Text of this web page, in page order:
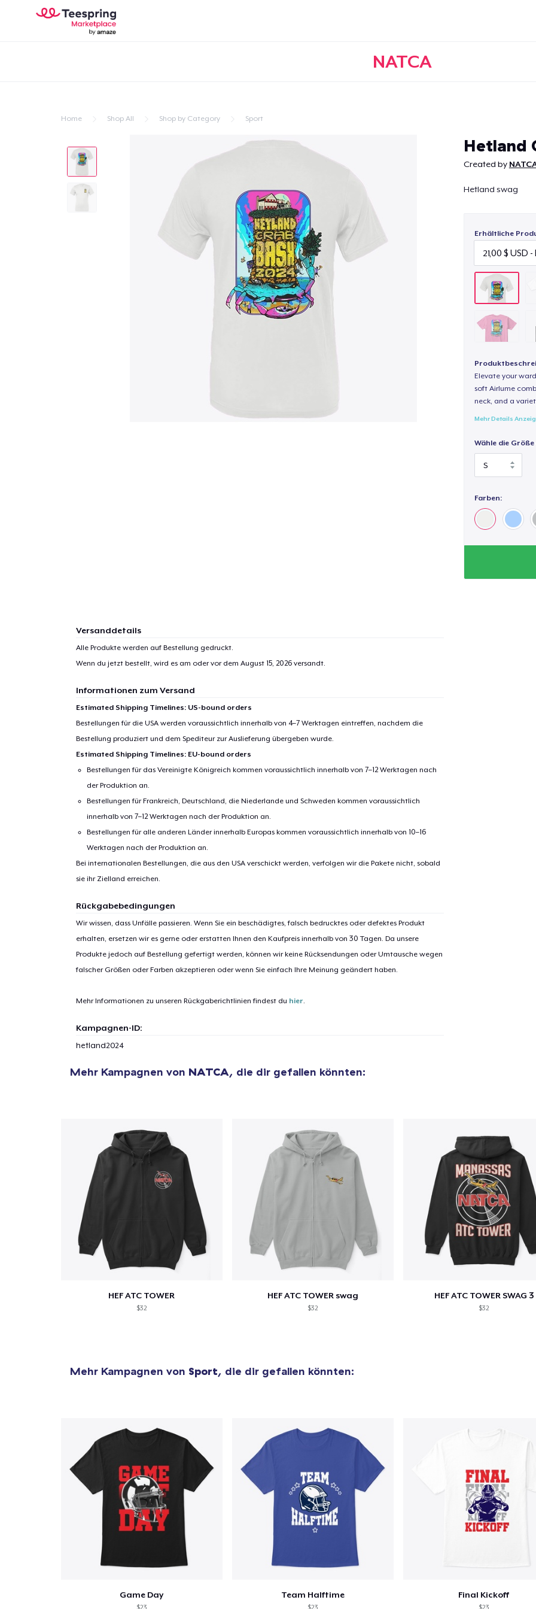
NATCA
Home Shop All Shop by Category Sport
Hetland
Created by
Hetland swag
Erhältliche
Elevate your
soft Airlume
neck, and a
Mehr Details
Wähle die Größe
Farben:
Versanddetails
Alle Produkte werden auf Bestellung gedruckt.
Wenn du jetzt bestellt, wird es am oder vor dem August 15, 2026versandt.
Informationen zum Versand
Estimated Shipping Timelines: US-bound orders
Bestellungen für die USA werden voraussichtlich innerhalb von 4–7 Werktagen eintreffen, nachdem die
Bestellung produziert und dem Spediteur zur Auslieferung übergeben wurde.
Estimated Shipping Timelines: EU-bound orders
Bestellungen für das Vereinigte Königreich kommen voraussichtlich innerhalb von 7–12 Werktagen nach
der Produktion an.
Bestellungen für Frankreich, Deutschland, die Niederlande und Schweden kommen voraussichtlich
innerhalb von 7–12 Werktagen nach der Produktion an.
Bestellungen für alle anderen Länder innerhalb Europas kommen voraussichtlich innerhalb von 10–16
Werktagen nach der Produktion an.
Bei internationalen Bestellungen, die aus den USA verschickt werden, verfolgen wir die Pakete nicht, sobald
sie ihr Zielland erreichen.
Rückgabebedingungen
Wir wissen, dass Unfälle passieren. Wenn Sie ein beschädigtes, falsch bedrucktes oder defektes Produkt
erhalten, ersetzen wir es gerne oder erstatten Ihnen den Kaufpreis innerhalb von 30 Tagen. Da unsere
Produkte jedoch auf Bestellung gefertigt werden, können wir keine Rücksendungen oder Umtausche wegen
falscher Größen oder Farben akzeptieren oder wenn Sie einfach Ihre Meinung geändert haben.
Mehr Informationen zu unseren Rückgaberichtlinien findest du hier.
Kampagnen-ID:
hetland2024
Mehr Kampagnen von NATCA, die dir gefallen könnten:
HEF ATC TOWER
$32
HEF ATC TOWER swag
$32
HEF ATC TOWER SWAG 3
$32
Mehr Kampagnen von Sport, die dir gefallen könnten:
Game Day Team Halftime Final Kickoff
hinzugefügt
Classic Tank Top
22,50 $
Tru transfer Printed Premium Tee
Kids Premium Tee
Premium Tank Top